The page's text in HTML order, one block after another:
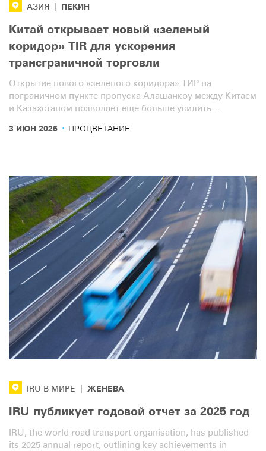
AЗИЯ ПЕКИН
Китай открывает новый «зеленый
коридор» TIR для ускорения
трансграничной торговли
Открытие нового «зеленого коридора» ТИР на
пограничном пункте пропуска Алашанкоу между Китаем
и Казахстаном позволяет еще больше усилить
3 ИЮН 2026 · ПРОЦВЕТАНИЕ
IRU В МИРЕ ЖЕНЕВА
IRU публикует годовой отчет за 2025 год
IRU, the world road transport organisation, has published
its 2025 annual report, outlining key achievements in